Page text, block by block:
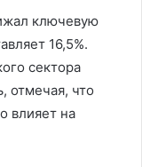
ключевую
16,5%.
сектора
отмечая, что
влияет на